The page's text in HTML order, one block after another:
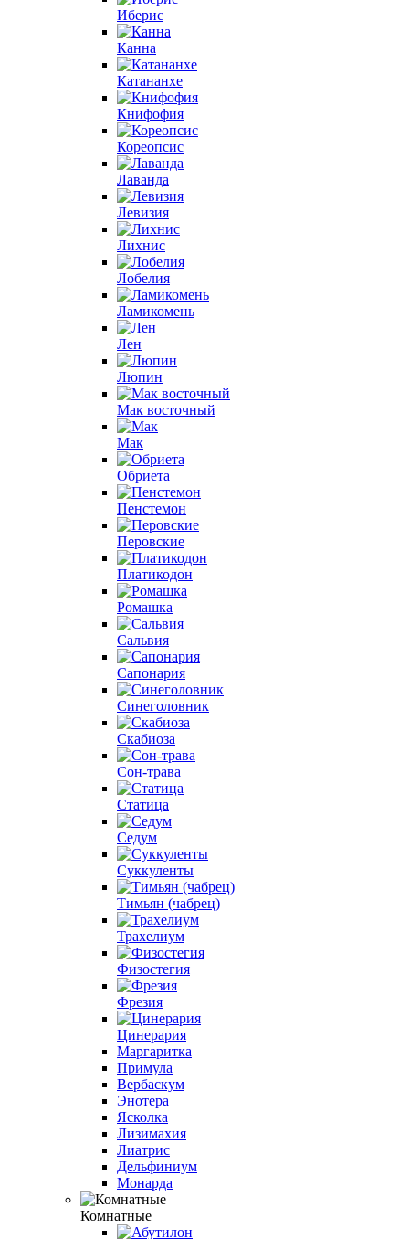
Иберис
Канна
Катананхе
Книфофия
Кореопсис
Лаванда
Левизия
Лихнис
Лобелия
Ламикомень
Лен
Люпин
Мак восточный
Мак
Обриета
Пенстемон
Перовские
Платикодон
Ромашка
Сальвия
Сапонария
Синеголовник
Скабиоза
Сон-трава
Статица
Седум
Суккуленты
Тимьян (чабрец)
Трахелиум
Физостегия
Фрезия
Цинерария
Маргаритка
Примула
Вербаскум
Энотера
Ясколка
Лизимахия
Лиатрис
Дельфиниум
Монарда
Комнатные